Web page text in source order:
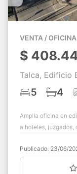
VENTA /
$
Talca, Edificio
5 4
Amplia oficina en
a hoteles, juzgados,
Publicado: 23/06/